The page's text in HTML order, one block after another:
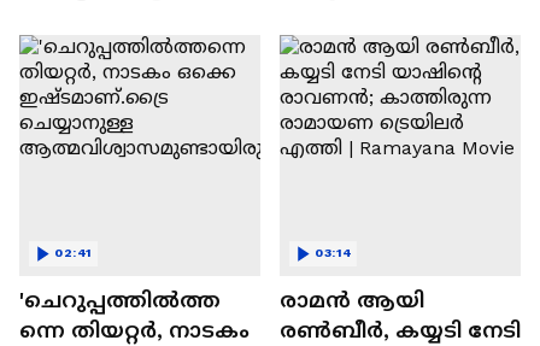
'ചെറുപ്പത്തിൽത്ത
ന്നെ തിയറ്റർ, നാടകം
02:41
രാമന്‍ ആയി
രൺബീർ, കയ്യടി നേടി
03:14